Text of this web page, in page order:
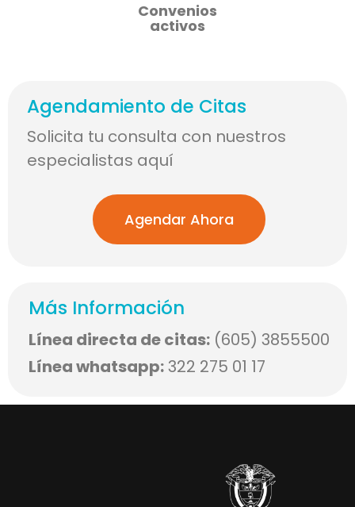
Convenios
activos
Agendamiento de Citas
Solicita tu consulta con nuestros
especialistas aquí
Agendar Ahora
Más Información
Línea directa de citas: (605) 3855500
Línea whatsapp:322 275 01 17